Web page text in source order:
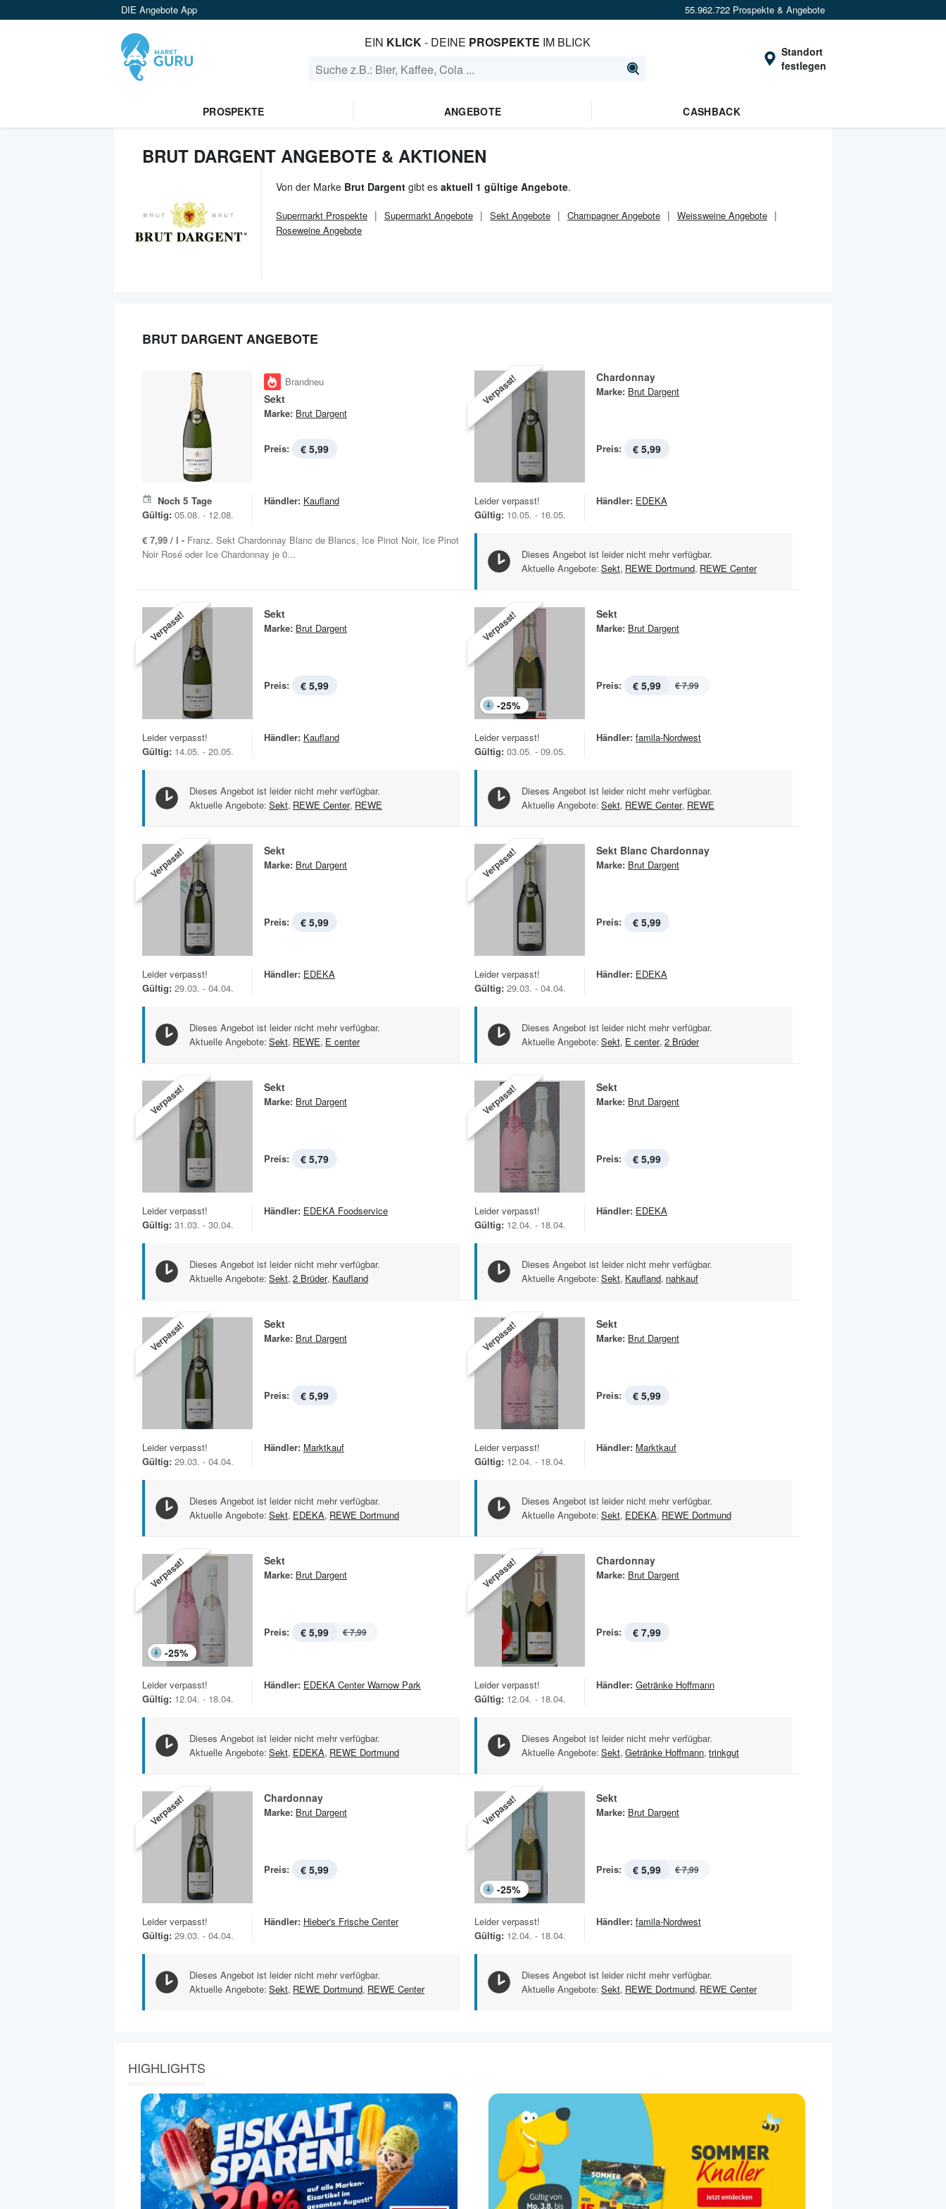
DIE Angebote App 55.962.722 Prospekte & Angebote
EIN KLICK- DEINE PROSPEKTE IM BLICK
Standort
festlegen
PROSPEKTE ANGEBOTE CASHBACK
BRUT DARGENT ANGEBOTE & AKTIONEN
Von der Marke Brut Dargent gibt es aktuell 1 gültige Angebote.
Supermarkt Prospekte Supermarkt Angebote Sekt Angebote Champagner Angebote
Weissweine Angebote
Roseweine Angebote
BRUT DARGENT ANGEBOTE
Brandneu
Sekt
Marke: Brut Dargent
Preis: € 5,99
Noch 5 Tage
Gültig: 05.08. - 12.08.
Händler: Kaufland
€ 7,99 / l - Franz. Sekt Chardonnay Blanc de Blancs, Ice Pinot Noir, Ice Pinot
Noir Rosé oder Ice Chardonnay je 0...
Verpasst! Chardonnay
Marke: Brut Dargent
Preis: € 5,99
Leider verpasst!
Gültig: 10.05. - 16.05.
Händler: EDEKA
Dieses Angebot ist leider nicht mehr verfügbar.
Aktuelle Angebote: Sekt, REWE Dortmund, REWE Center
Verpasst! Sekt
Marke: Brut Dargent
Preis: € 5,99
Leider verpasst!
Gültig: 14.05. - 20.05.
Händler: Kaufland
Dieses Angebot ist leider nicht mehr verfügbar.
Aktuelle Angebote: Sekt, REWE Center, REWE
Verpasst!
-25%
Sekt
Marke: Brut Dargent
Preis: € 5,99 € 7,99
Leider verpasst!
Gültig: 03.05. - 09.05.
Händler: famila-Nordwest
Dieses Angebot ist leider nicht mehr verfügbar.
Aktuelle Angebote: Sekt, REWE Center, REWE
Verpasst! Sekt
Marke: Brut Dargent
Preis: € 5,99
Leider verpasst!
Gültig: 29.03. - 04.04.
Händler: EDEKA
Dieses Angebot ist leider nicht mehr verfügbar.
Aktuelle Angebote: Sekt, REWE, E center
Verpasst! Sekt Blanc Chardonnay
Marke: Brut Dargent
Preis: € 5,99
Leider verpasst!
Gültig: 29.03. - 04.04.
Händler: EDEKA
Dieses Angebot ist leider nicht mehr verfügbar.
Aktuelle Angebote: Sekt, E center, 2 Brüder
Verpasst! Sekt
Marke: Brut Dargent
Preis: € 5,79
Leider verpasst!
Gültig: 31.03. - 30.04.
Händler: EDEKA Foodservice
Dieses Angebot ist leider nicht mehr verfügbar.
Aktuelle Angebote: Sekt, 2 Brüder, Kaufland
Verpasst! Sekt
Marke: Brut Dargent
Preis: € 5,99
Leider verpasst!
Gültig: 12.04. - 18.04.
Händler: EDEKA
Dieses Angebot ist leider nicht mehr verfügbar.
Aktuelle Angebote: Sekt, Kaufland, nahkauf
Verpasst! Sekt
Marke: Brut Dargent
Preis: € 5,99
Leider verpasst!
Gültig: 29.03. - 04.04.
Händler: Marktkauf
Dieses Angebot ist leider nicht mehr verfügbar.
Aktuelle Angebote: Sekt, EDEKA, REWE Dortmund
Verpasst! Sekt
Marke: Brut Dargent
Preis: € 5,99
Leider verpasst!
Gültig: 12.04. - 18.04.
Händler: Marktkauf
Dieses Angebot ist leider nicht mehr verfügbar.
Aktuelle Angebote: Sekt, EDEKA, REWE Dortmund
Verpasst!
-25%
Sekt
Marke: Brut Dargent
Preis: € 5,99 € 7,99
Leider verpasst!
Gültig: 12.04. - 18.04.
Händler: EDEKA Center Warnow Park
Dieses Angebot ist leider nicht mehr verfügbar.
Aktuelle Angebote: Sekt, EDEKA, REWE Dortmund
Verpasst! Chardonnay
Marke: Brut Dargent
Preis: € 7,99
Leider verpasst!
Gültig: 12.04. - 18.04.
Händler: Getränke Hoffmann
Dieses Angebot ist leider nicht mehr verfügbar.
Aktuelle Angebote: Sekt, Getränke Hoffmann, trinkgut
Verpasst! Chardonnay
Marke: Brut Dargent
Preis: € 5,99
Leider verpasst!
Gültig: 29.03. - 04.04.
Händler: Hieber's Frische Center
Dieses Angebot ist leider nicht mehr verfügbar.
Aktuelle Angebote: Sekt, REWE Dortmund, REWE Center
Verpasst!
-25%
Sekt
Marke: Brut Dargent
Preis: € 5,99 € 7,99
Leider verpasst!
Gültig: 12.04. - 18.04.
Händler: famila-Nordwest
Dieses Angebot ist leider nicht mehr verfügbar.
Aktuelle Angebote: Sekt, REWE Dortmund, REWE Center
HIGHLIGHTS